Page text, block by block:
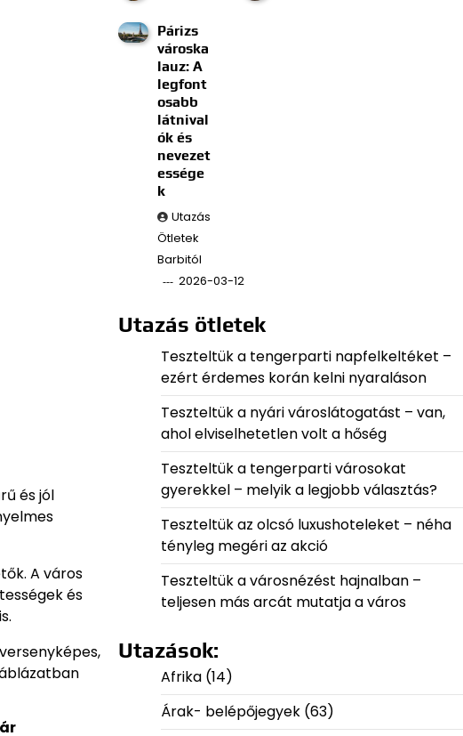
és jól
A város
és
Párizs
városka
lauz: A
legfont
osabb
látnival
ók és
nevezet
essége
k
Utazás
Ötletek
Barbitól
2026-03-12
Utazás ötletek
Teszteltük a tengerparti napfelkeltéket –
ezért érdemes korán kelni nyaraláson
Teszteltük a nyári városlátogatást – van,
ahol elviselhetetlen volt a hőség
Teszteltük a tengerparti városokat
gyerekkel – melyik a legjobb választás?
Teszteltük az olcsó luxushoteleket – néha
tényleg megéri az akció
Teszteltük a városnézést hajnalban –
teljesen más arcát mutatja a város
Utazások:
Afrika(14)
Árak- belépőjegyek(63)